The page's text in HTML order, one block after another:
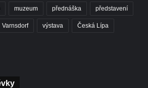
muzeum přednáška představení
Varnsdorf výstava Česká Lípa